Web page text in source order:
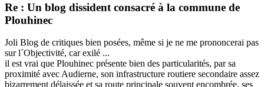
Re : Un blog dissident consacré à la commune de
Plouhinec
Joli Blog de critiques bien posées, même si je ne me prononcerai pas
sur l´Objectivité, car exilé ...
il est vrai que Plouhinec présente bien des particularités, par sa
proximité avec Audierne, son infrastructure routiere secondaire assez
bizarrement délaissée et sa route principale souvent encombrée, ses